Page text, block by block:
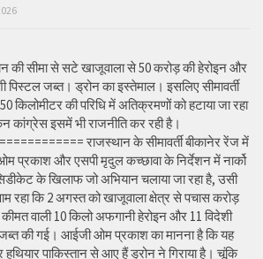
की सीमा से सटे खाजूवाला से 50 करोड़ की हेरोइन और
पिस्टल जब्त। ड्रोन का इस्तेमाल। इसलिए सीमावर्ती
50 किलोमीटर की परिधि में अतिक्रमणों को हटाया जा रहा
कांग्रेस इसमें भी राजनीति कर रही है।
राजस्थान के सीमावर्ती बीकानेर रेंज में
प्रकाश और एसपी मृदुल कच्छावा के निर्देशन में नार्को
के खिलाफ जो अभियान चलाया जा रहा है, उसी
रहा कि 2 अगस्त को खाजूवाला क्षेत्र से पचास करोड़
वाली 10 किलो अफगानी हेरोइन और 11 विदेशी
की गई। आईजी ओम प्रकाश का मानना है कि यह
पाकिस्तान से आए हैं ड्रोन ने गिराया है। चूंकि